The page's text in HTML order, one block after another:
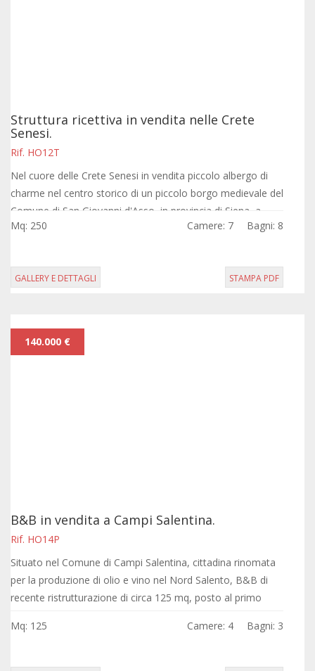
Struttura ricettiva in vendita nelle Crete
Senesi.
Rif. HO12T
Nel cuore delle Crete Senesi in vendita piccolo albergo di
charme nel centro storico di un piccolo borgo medievale del
Comune di San Giovanni d'Asso, in provincia di Siena, a
pochi chilometri da...
Mq: 250 Camere: 7 Bagni: 8
GALLERY E DETTAGLI STAMPA PDF
140.000 €
B&B in vendita a Campi Salentina.
Rif. HO14P
Situato nel Comune di Campi Salentina, cittadina rinomata
per la produzione di olio e vino nel Nord Salento, B&B di
recente ristrutturazione di circa 125 mq, posto al primo
Mq: 125 Camere: 4 Bagni: 3